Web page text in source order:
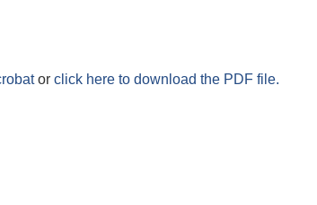
or click here to download the PDF file.